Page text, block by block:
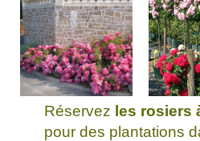
Réservez les rosiers
pour des plantations